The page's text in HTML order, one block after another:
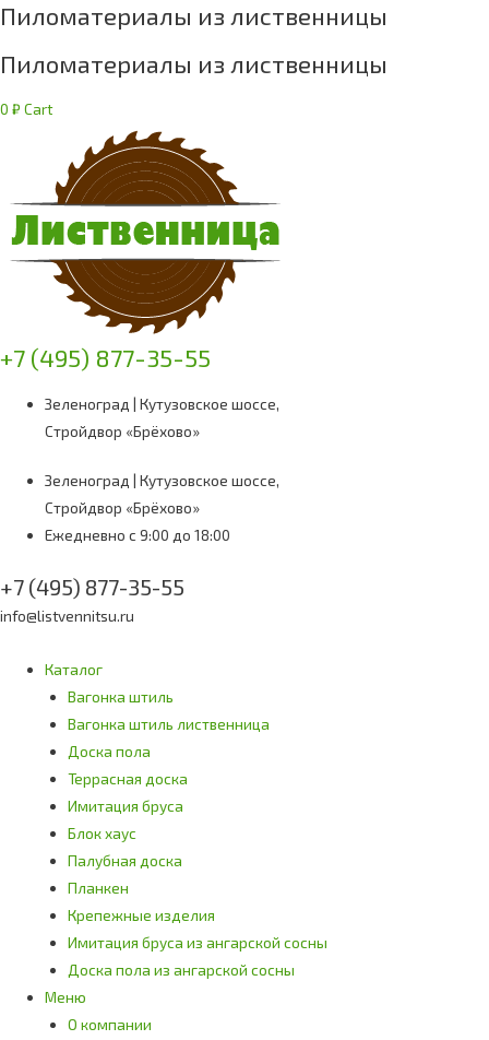
Пиломатериалы из лиственницы
Пиломатериалы из лиственницы
0 ₽ Cart
+7 (495) 877-35-55
Зеленоград | Кутузовское шоссе,
Стройдвор «Брёхово»
Зеленоград | Кутузовское шоссе,
Стройдвор «Брёхово»
Ежедневно с 9:00 до 18:00
+7 (495) 877-35-55
info@listvennitsu.ru
Каталог
Вагонка штиль
Вагонка штиль лиственница
Доска пола
Террасная доска
Имитация бруса
Блок хаус
Палубная доска
Планкен
Крепежные изделия
Имитация бруса из ангарской сосны
Доска пола из ангарской сосны
Меню
О компании